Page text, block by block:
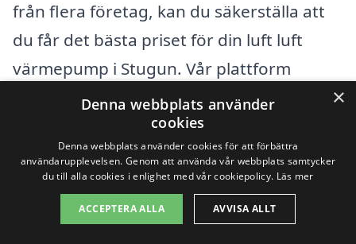
från flera företag, kan du säkerställa att
du får det bästa priset för din luft luft
värmepump i Stugun. Vår plattform
hjälper dig att hitta Fackfolk i området
som kan tillhandahålla
konkurrenskraftiga priser och utmärkt
service, vilket gör det lättare för dig att
fatta ett informerat beslut.
×
Denna webbplats använder
cookies
Denna webbplats använder cookies för att förbättra
användarupplevelsen. Genom att använda vår webbplats samtycker
du till alla cookies i enlighet med vår cookiepolicy. Läs mer
ACCEPTERA ALLA AVVISA ALLT